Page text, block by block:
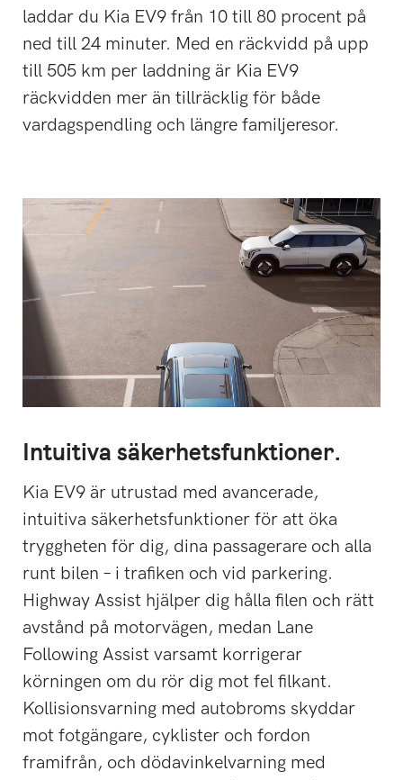
laddar du Kia EV9 från 10 till 80 procent på
ned till 24 minuter. Med en räckvidd på upp
till 505 km per laddning är Kia EV9
räckvidden mer än tillräcklig för både
vardagspendling och längre familjeresor.
Intuitiva säkerhetsfunktioner.
Kia EV9 är utrustad med avancerade,
intuitiva säkerhetsfunktioner för att öka
tryggheten för dig, dina passagerare och alla
runt bilen – i trafiken och vid parkering.
Highway Assist hjälper dig hålla filen och rätt
avstånd på motorvägen, medan Lane
Following Assist varsamt korrigerar
körningen om du rör dig mot fel filkant.
Kollisionsvarning med autobroms skyddar
mot fotgängare, cyklister och fordon
framifrån, och dödavinkelvarning med